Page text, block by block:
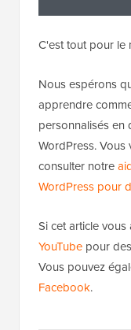
Si cet article
Vous pouvez
Facebook .
Populaire sur